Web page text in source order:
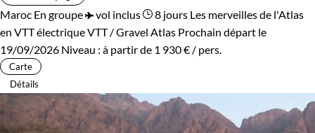
Maroc En groupe vol inclus 8 jours Les merveilles de l'Atlas
en VTT électriqueVTT / Gravel Atlas Prochain départ le
19/09/2026 Niveau : à partir de 1 930 € / pers.
Carte
Détails